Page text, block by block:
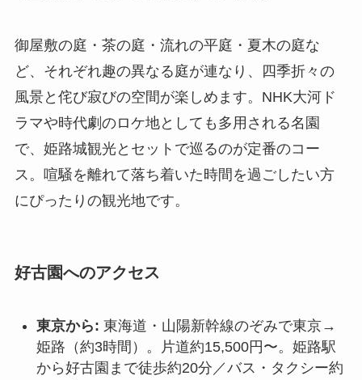
御屋敷の庭・茶の庭・流れの平庭・夏木の庭な
ど、それぞれ趣の異なる庭が連なり、四季折々の
風景と侘び寂びの空間が楽しめます。NHK大河ド
ラマや時代劇のロケ地としても多用される名園
で、姫路城観光とセットで巡るのが定番のコー
ス。喧騒を離れて落ち着いた時間を過ごしたい方
にぴったりの観光地です。
好古園へのアクセス
東京から: 東海道・山陽新幹線のぞみで東京→
姫路（約3時間）。片道約15,500円〜。姫路駅
から好古園まで徒歩約20分／バス・タクシー約